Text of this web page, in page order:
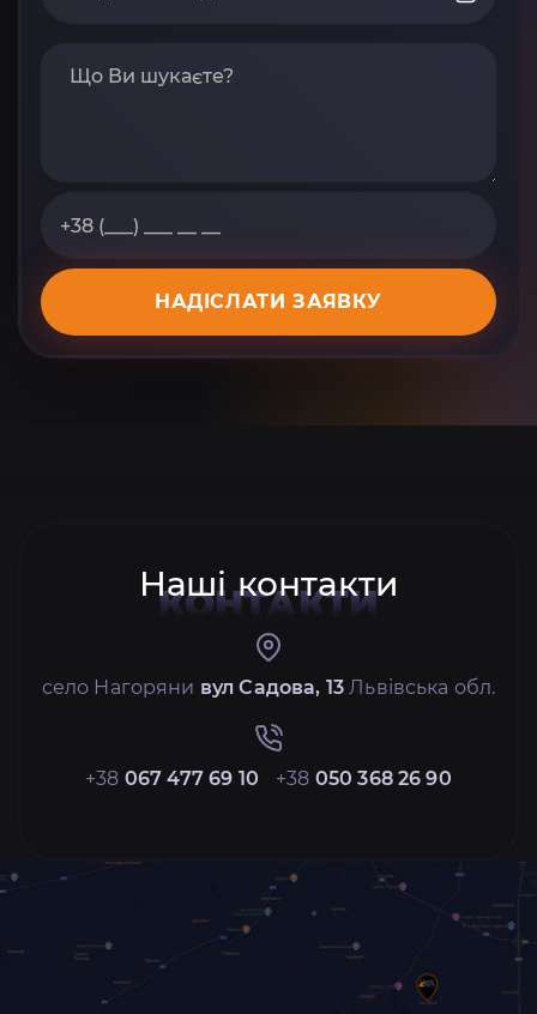
НАДІСЛАТИ ЗАЯВКУ
Наші контакти
КОНТАКТИ
село Нагоряни вул Садова, 13 Львівська обл.
+38 067 477 69 10 +38 050 368 26 90